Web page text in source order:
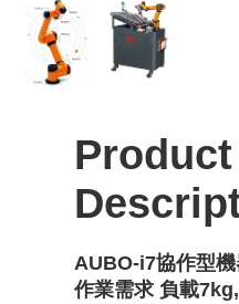
Product
AUBO-i7協作型
作業需求 負載